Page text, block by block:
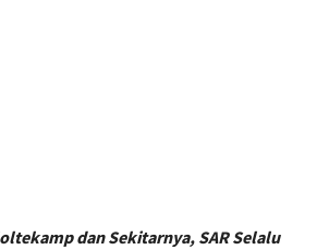
dan Sekitarnya, SAR Selalu